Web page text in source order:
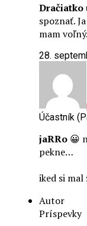
Dračiatko
spoznať.
mam
28.
Účastník
jaRRo😀
pekne…
iked si mal
Autor
Príspevky